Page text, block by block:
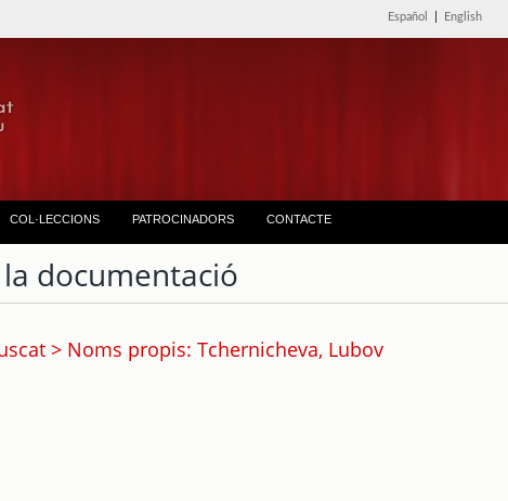
Español English
COL·LECCIONS PATROCINADORS CONTACTE
documentació
> Noms propis: Tchernicheva, Lubov